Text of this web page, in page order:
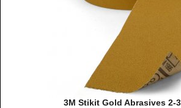
3M Stikit Gold Abrasives 2-